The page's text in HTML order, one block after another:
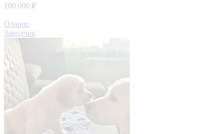
100 000 ₽
Оларис
Заводчик